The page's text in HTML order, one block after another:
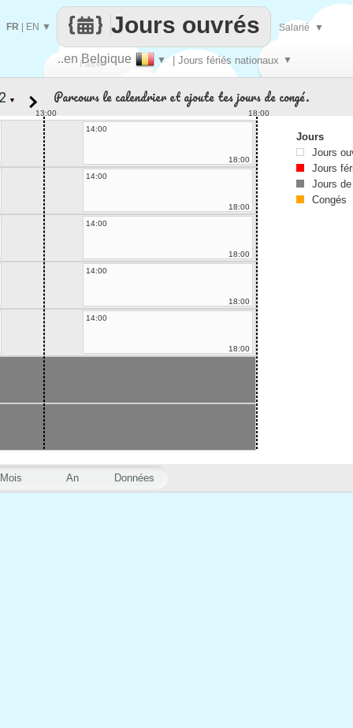
Faire
..en Belgique ▼ | Jours fériés nationaux ▼
Jours ouvrés
FR EN ▼ Salarié ▼
Mois An Données
▼ Parcours le calendrier et ajoute tes jours de congé.
13:00
18:00
14:00
18:00
14:00
18:00
14:00
18:00
14:00
18:00
14:00
18:00
Jours
Jours
Jours
Jours
Congés